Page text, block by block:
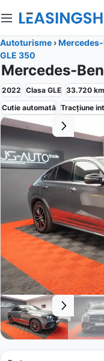
Autoturisme ›
GLE 350
Mercedes-
2022 Clasa GLE 33.720 km
Cutie automată Tracțiune